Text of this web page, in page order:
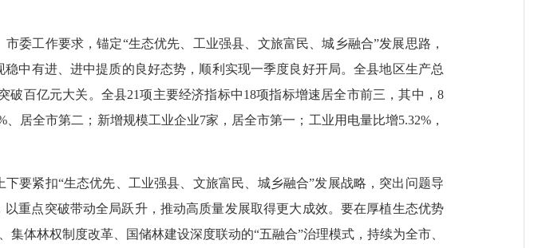
工作要求，锚定“生态优先、工业强县、文旅富民、城乡融合”发展思路，
中有进、进中提质的良好态势，顺利实现一季度良好开局。全县地区生产总
百亿元大关。全县21项主要经济指标中18项指标增速居全市前三，其中，8
居全市第二；新增规模工业企业7家，居全市第一；工业用电量比增5.32%，
紧扣“生态优先、工业强县、文旅富民、城乡融合”发展战略，突出问题导
重点突破带动全局跃升，推动高质量发展取得更大成效。要在厚植生态优势
体林权制度改革、国储林建设深度联动的“五融合”治理模式，持续为全市、